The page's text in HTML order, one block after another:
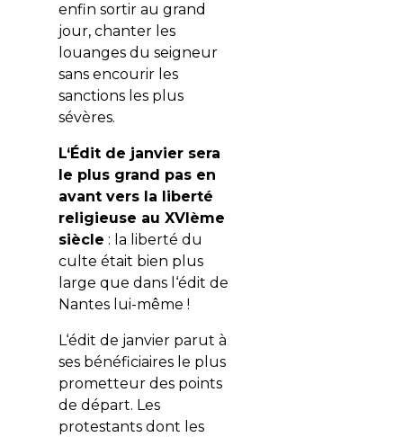
enfin sortir au grand
jour, chanter les
louanges du seigneur
sans encourir les
sanctions les plus
sévères.
L‘Édit de janvier sera
le plus grand pas en
avant vers la liberté
religieuse au XVIème
siècle : la liberté du
culte était bien plus
large que dans l‘édit de
Nantes lui-même !
L‘édit de janvier parut à
ses bénéficiaires le plus
prometteur des points
de départ. Les
protestants dont les